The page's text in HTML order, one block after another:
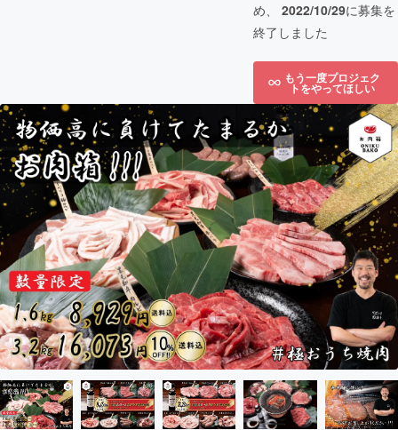
め、 2022/10/29に募集を
終了しました
もう一度プロジェク
トをやってほしい